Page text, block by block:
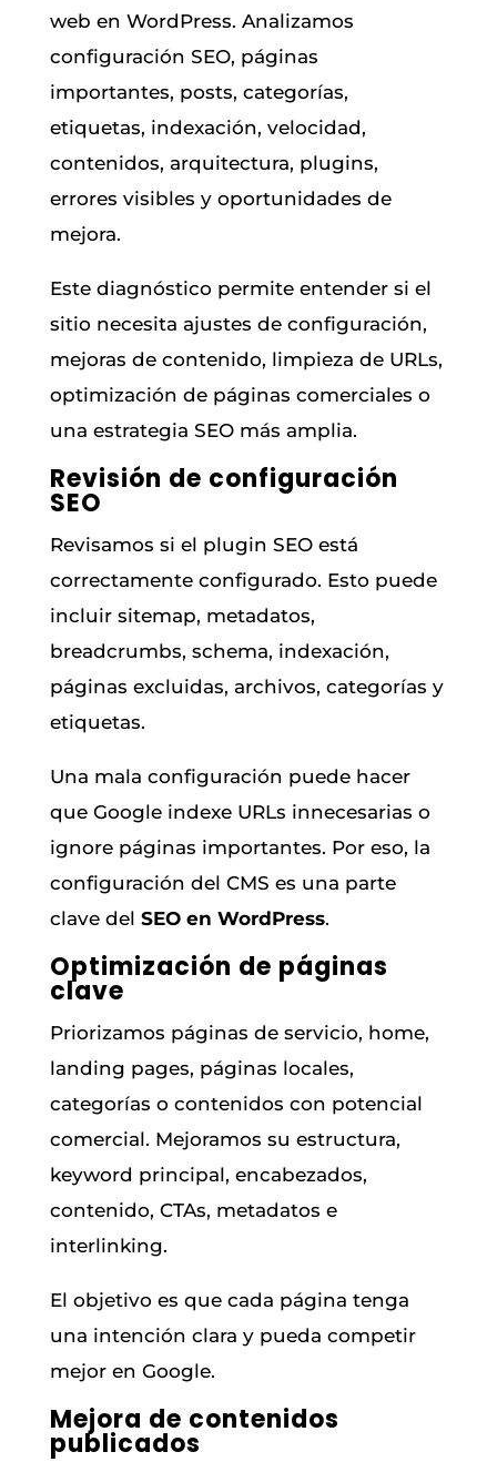
web en WordPress. Analizamos
configuración SEO, páginas
importantes, posts, categorías,
etiquetas, indexación, velocidad,
contenidos, arquitectura, plugins,
errores visibles y oportunidades de
mejora.
Este diagnóstico permite entender si el
sitio necesita ajustes de configuración,
mejoras de contenido, limpieza de URLs,
optimización de páginas comerciales o
una estrategia SEO más amplia.
Revisión de configuración
SEO
Revisamos si el plugin SEO está
correctamente configurado. Esto puede
incluir sitemap, metadatos,
breadcrumbs, schema, indexación,
páginas excluidas, archivos, categorías y
etiquetas.
Una mala configuración puede hacer
que Google indexe URLs innecesarias o
ignore páginas importantes. Por eso, la
configuración del CMS es una parte
clave del SEO en WordPress.
Optimización de páginas
clave
Priorizamos páginas de servicio, home,
landing pages, páginas locales,
categorías o contenidos con potencial
comercial. Mejoramos su estructura,
keyword principal, encabezados,
contenido, CTAs, metadatos e
interlinking.
El objetivo es que cada página tenga
una intención clara y pueda competir
mejor en Google.
Mejora de contenidos
publicados